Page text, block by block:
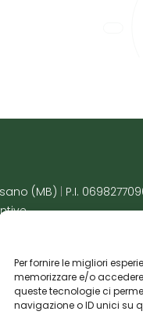
Per fornire le migliori
memorizzare e/o
queste tecnologie ci
navigazione o ID unici su
(MB)
P.I.